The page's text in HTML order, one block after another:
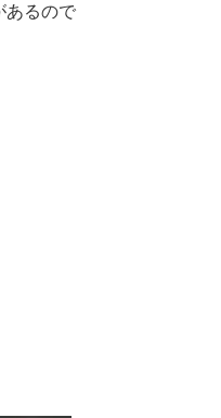
あるので